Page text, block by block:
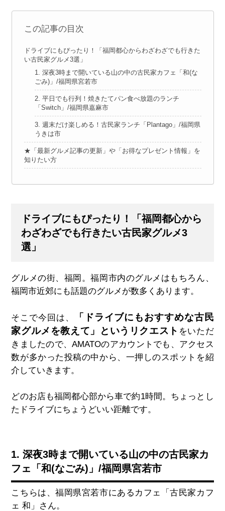
この記事の目次
ドライブにもぴったり！「福岡都心からわざわざでも行きた
い古民家グルメ3選」
1. 深夜3時まで開いている山の中の古民家カフェ「和(な
ごみ)」/福岡県宮若市
2. 平日でも行列！焼きたてパン食べ放題のランチ
「Switch」/福岡県嘉麻市
3. 週末だけ楽しめる！古民家ランチ「Plantago」/福岡県
うきは市
★「最新グルメ記事の更新」や「お得なプレゼント情報」を
知りたい方
ドライブにもぴったり！「福岡都心から
わざわざでも行きたい古民家グルメ3
選」
グルメの街、福岡。福岡市内のグルメはもちろん、
福岡市近郊にも話題のグルメが数多くあります。
そこで今回は、
「ドライブにもおすすめな古民
家グルメを教えて」というリクエスト をいただ
きましたので、AMATOのアカウントでも、アクセス
数が多かった投稿の中から、一押しのスポットを紹
介していきます。
どのお店も福岡都心部から車で約1時間。ちょっとし
たドライブにちょうどいい距離です。
1. 深夜3時まで開いている山の中の古民家カ
フェ「和(なごみ)」/福岡県宮若市
こちらは、福岡県宮若市にあるカフェ「古民家カフ
ェ 和」さん。